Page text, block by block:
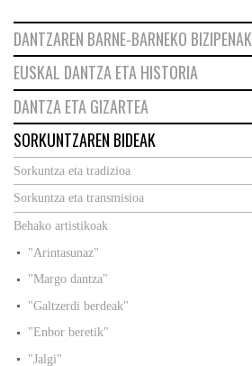
DANTZAREN BARNE-BARNEKO BIZIPENAK
EUSKAL DANTZA ETA HISTORIA
DANTZA ETA GIZARTEA
SORKUNTZAREN BIDEAK
Sorkuntza eta tradizioa
Sorkuntza eta transmisioa
Behako artistikoak
"Arintasunaz"
"Margo dantza"
"Galtzerdi berdeak"
"Enbor beretik"
"Jalgi"